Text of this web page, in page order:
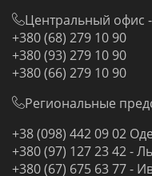
Центральный офис
+380 (68) 279 10 90
+380 (93) 279 10 90
+380 (66) 279 10 90
Региональные
+38 (098) 442 09 02
+380 (97) 127 23 42 -
+380 (67) 675 63 77 -